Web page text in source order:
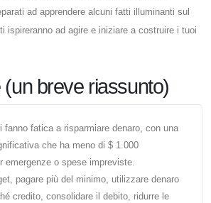
ad apprendere alcuni fatti illuminanti sul
ispireranno ad agire e iniziare a costruire i tuoi
(un breve riassunto)
fanno fatica a risparmiare denaro, con una
che ha meno di $ 1.000
emergenze o spese impreviste.
pagare più del minimo, utilizzare denaro
credito, consolidare il debito, ridurre le